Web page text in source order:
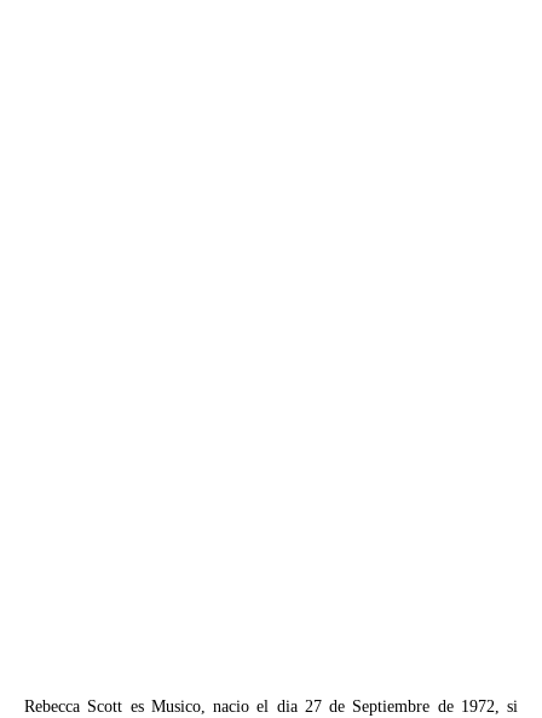
Rebecca Scott es Musico, nacio el dia 27 de Septiembre de 1972, si